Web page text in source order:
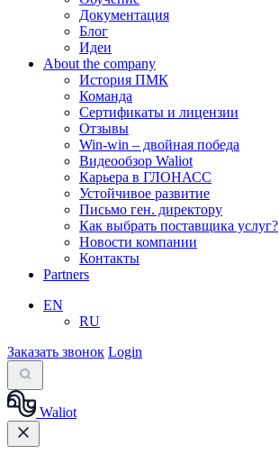
Документация
Блог
Идеи
About the company
История ПМК
Команда
Сертификаты и лицензии
Отзывы
Win-win – двойная победа
Видеообзор Waliot
Карьера в ГЛОНАСС
Устойчивое развитие
Письмо ген. директору
Как выбрать поставщика услуг?
Новости компании
Контакты
Partners
EN
RU
Заказать звонок Login
Waliot